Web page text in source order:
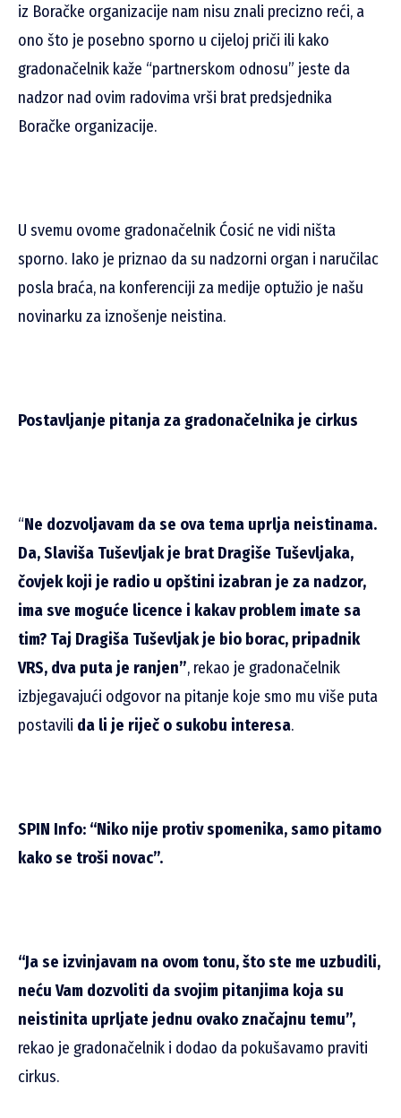
iz Boračke organizacije nam nisu znali precizno reći, a
ono što je posebno sporno u cijeloj priči ili kako
gradonačelnik kaže “partnerskom odnosu” jeste da
nadzor nad ovim radovima vrši brat predsjednika
Boračke organizacije.
U svemu ovome gradonačelnik Ćosić ne vidi ništa
sporno. Iako je priznao da su nadzorni organ i naručilac
posla braća, na konferenciji za medije optužio je našu
novinarku za iznošenje neistina.
Postavljanje pitanja za gradonačelnika je cirkus
“Ne dozvoljavam da se ova tema uprlja neistinama.
Da, Slaviša Tuševljak je brat Dragiše Tuševljaka,
čovjek koji je radio u opštini izabran je za nadzor,
ima sve moguće licence i kakav problem imate sa
tim? Taj Dragiša Tuševljak je bio borac, pripadnik
VRS, dva puta je ranjen”, rekao je gradonačelnik
izbjegavajući odgovor na pitanje koje smo mu više puta
postavili da li je riječ o sukobu interesa.
SPIN Info: “Niko nije protiv spomenika, samo pitamo
kako se troši novac”.
“Ja se izvinjavam na ovom tonu, što ste me uzbudili,
neću Vam dozvoliti da svojim pitanjima koja su
neistinita uprljate jednu ovako značajnu temu”,
rekao je gradonačelnik i dodao da pokušavamo praviti
cirkus.